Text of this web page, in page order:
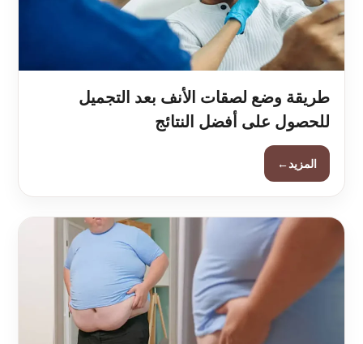
طريقة وضع لصقات الأنف بعد التجميل
للحصول على أفضل النتائج
المزيد←